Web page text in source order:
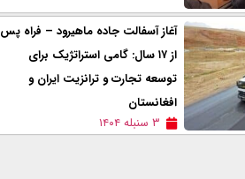
آغاز آسفالت جاده ماهیرود – فراه پس
از ۱۷ سال: گامی استراتژیک برای
توسعه تجارت و ترانزیت ایران و
افغانستان
۳ سنبله ۱۴۰۴